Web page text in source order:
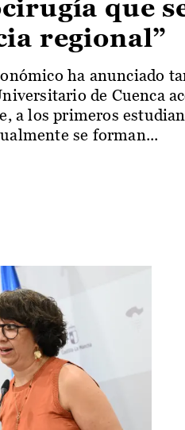
que
regional”
ha anunciado
de Cuenca
a los primeros
se forman...